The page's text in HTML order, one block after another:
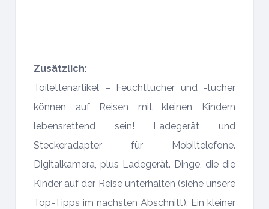
Zusätzlich:
Toilettenartikel – Feuchttücher und -tücher
können auf Reisen mit kleinen Kindern
lebensrettend sein! Ladegerät und
Steckeradapter für Mobiltelefone.
Digitalkamera, plus Ladegerät. Dinge, die die
Kinder auf der Reise unterhalten (siehe unsere
Top-Tipps im nächsten Abschnitt). Ein kleiner